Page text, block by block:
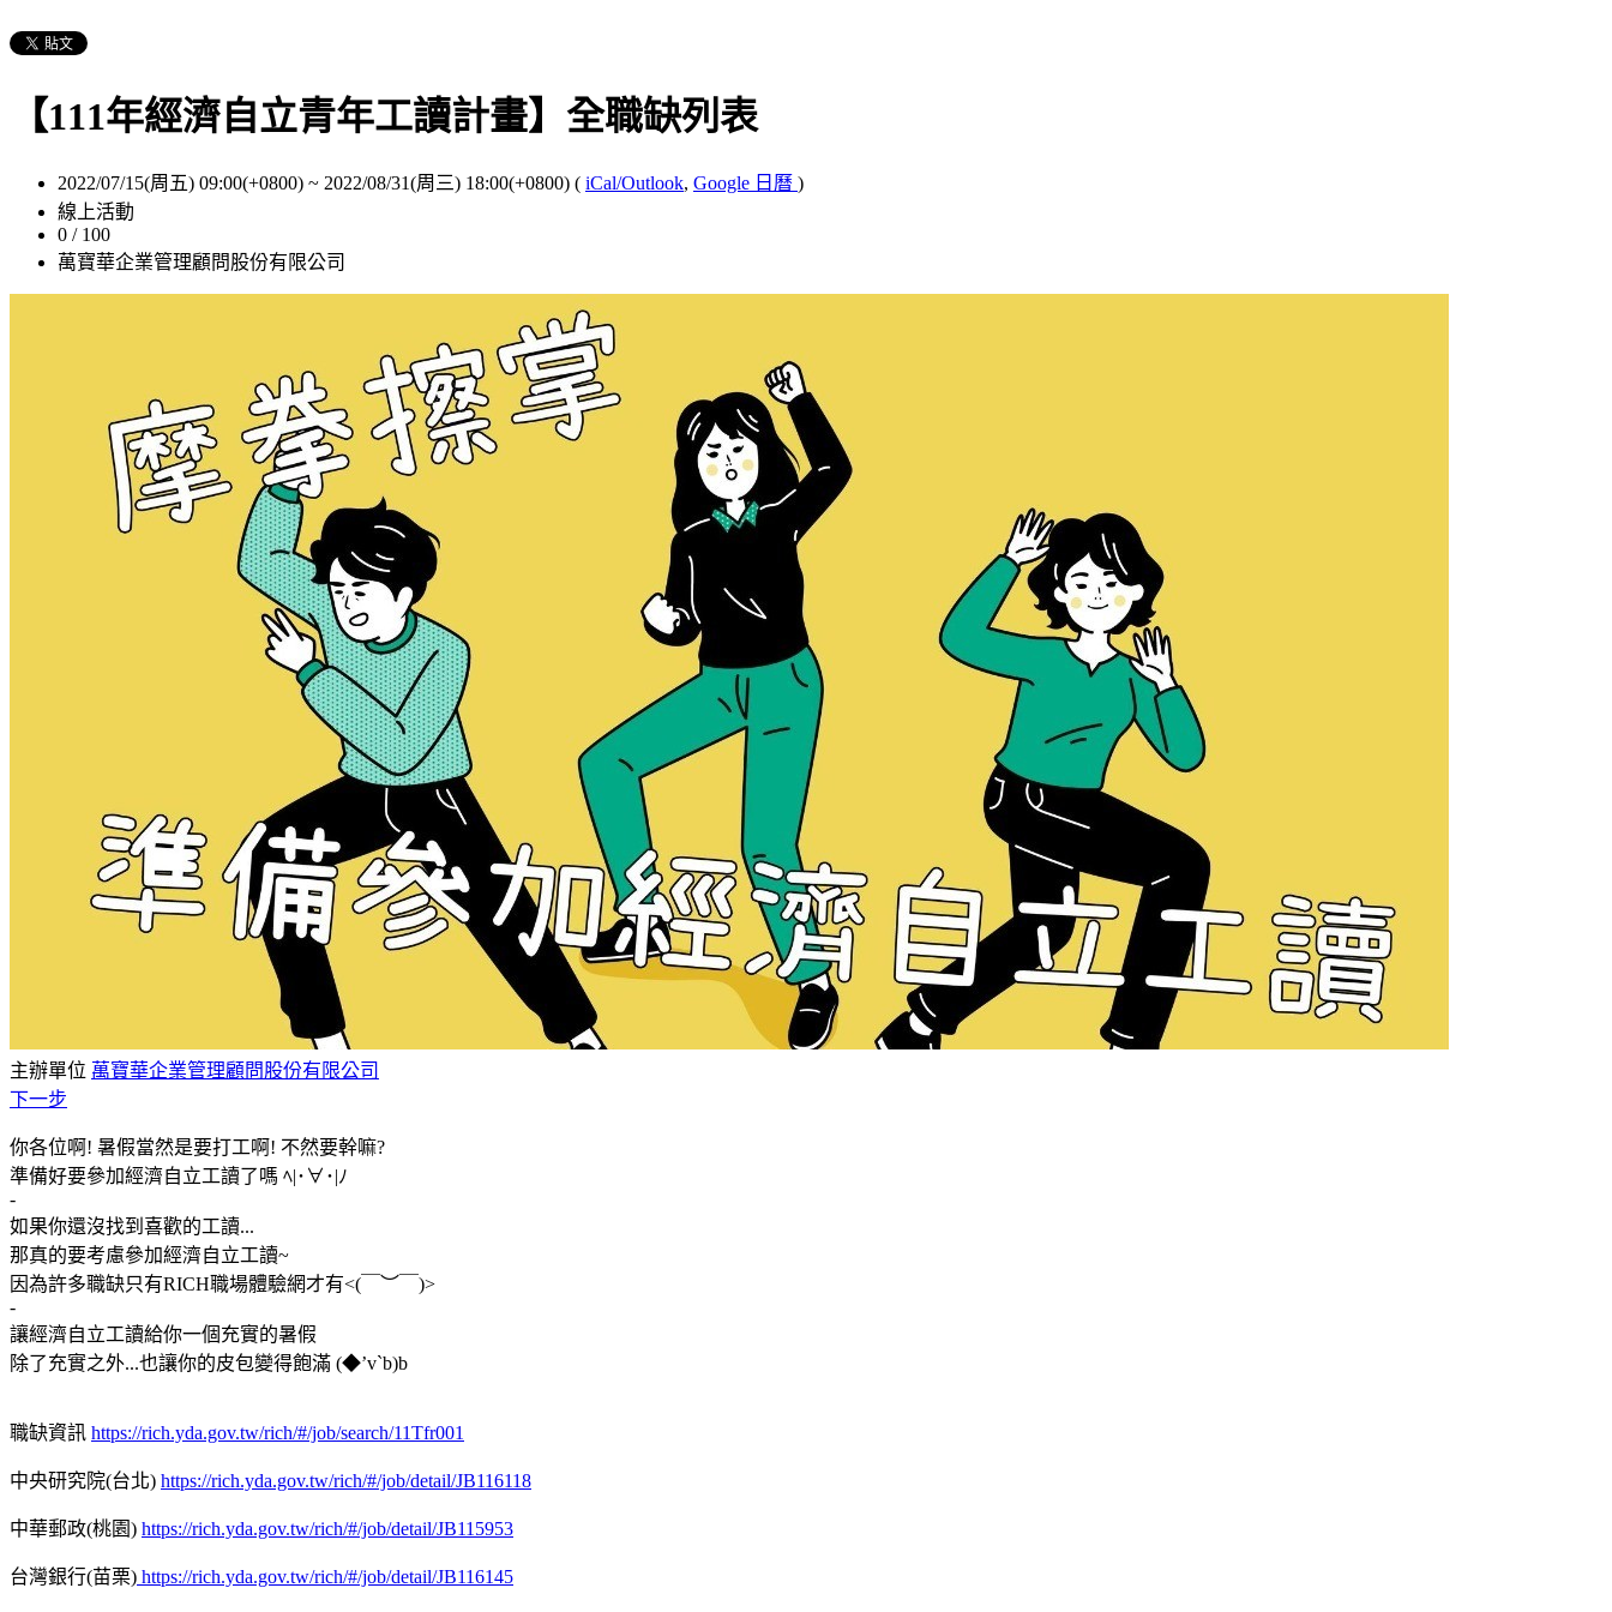
【111年經濟自立青年工讀計畫】全職缺列表
2022/07/15(周五) 09:00(+0800) ~ 2022/08/31(周三) 18:00(+0800) ( iCal/Outlook, Google 日曆 )
線上活動
0 / 100
萬寶華企業管理顧問股份有限公司
主辦單位 萬寶華企業管理顧問股份有限公司
下一步
你各位啊 ! 暑假當然是要打工啊 ! 不然要幹嘛?
準備好要參加經濟自立工讀了嗎 ﾍ|･ ∀ ･|ﾉ
-
如果你還沒找到喜歡的工讀...
那真的要考慮參加經濟自立工讀~
因為許多職缺只有RICH職場體驗網才有<( ￣︶￣ )>
-
讓經濟自立工讀給你一個充實的暑假
除了充實之外...也讓你的皮包變得飽滿 (◆’v`b)b
職缺資訊 https://rich.yda.gov.tw/rich/#/job/search/11Tfr001
中央研究院(台北) https://rich.yda.gov.tw/rich/#/job/detail/JB116118
中華郵政(桃園) https://rich.yda.gov.tw/rich/#/job/detail/JB115953
台灣銀行(苗栗) https://rich.yda.gov.tw/rich/#/job/detail/JB116145